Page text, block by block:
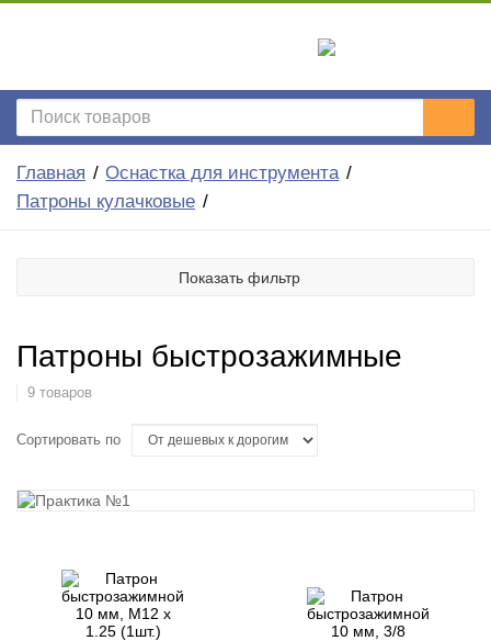
Главная
Оснастка для инструмента
Патроны кулачковые
Показать фильтр
Патроны быстрозажимные
9 товаров
Сортировать по